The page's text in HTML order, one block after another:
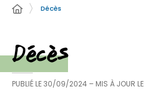
Décès
Décès
PUBLIÉ LE30/09/2024 – MIS À JOUR LE